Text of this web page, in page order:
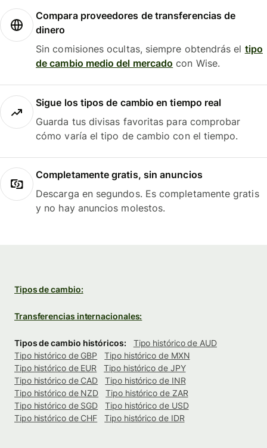
Compara proveedores de transferencias de
dinero
Sin comisiones ocultas, siempre obtendrás el tipo
de cambio medio del mercado con Wise.
Sigue los tipos de cambio en tiempo real
Guarda tus divisas favoritas para comprobar
cómo varía el tipo de cambio con el tiempo.
Completamente gratis, sin anuncios
Descarga en segundos. Es completamente gratis
y no hay anuncios molestos.
Tipos de cambio:
Transferencias internacionales:
Tipos de cambio históricos:
Tipo histórico de AUD
Tipo histórico de GBP
Tipo histórico de MXN
Tipo histórico de EUR
Tipo histórico de JPY
Tipo histórico de CAD
Tipo histórico de INR
Tipo histórico de NZD
Tipo histórico de ZAR
Tipo histórico de SGD
Tipo histórico de USD
Tipo histórico de CHF
Tipo histórico de IDR